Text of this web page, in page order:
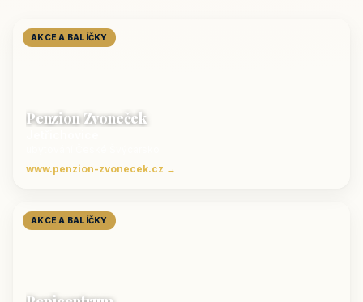
AKCE A BALÍČKY
Penzion Zvoneček
www.penzion-zvonecek.cz →
AKCE A BALÍČKY